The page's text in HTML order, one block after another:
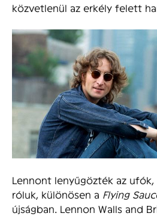
közvetlenül az erkély felett
Lennont lenyűgözték az
róluk, különösen a Flying
újságban. Lennon Walls and